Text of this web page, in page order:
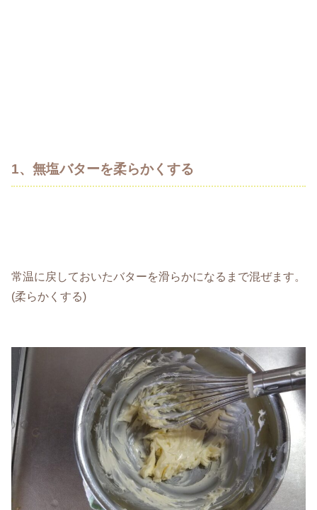
1、無塩バターを柔らかくする
常温に戻しておいたバターを滑らかになるまで混ぜます。
(柔らかくする)